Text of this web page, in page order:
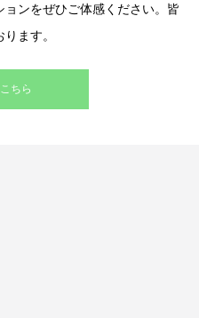
ンをぜひご体感ください。皆
ます。
ちら